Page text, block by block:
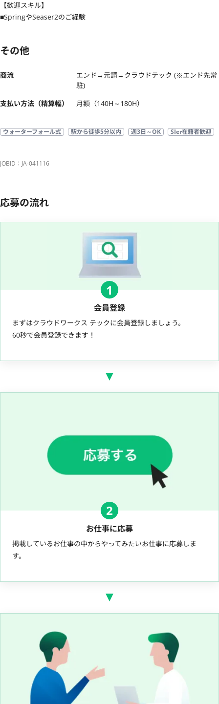
【歓迎スキル】
■SpringやSeaser2のご経験
その他
商流
エンド→元請→クラウドテック (※エンド先常
駐)
支払い方法（精算幅）
月額（140H～180H）
ウォーターフォール式 駅から徒歩5分以内 週3日～OK SIer在籍者歓迎
JOBID：JA-041116
応募の流れ
1
会員登録
まずはクラウドワークス テックに会員登録しましょう。
60秒で会員登録できます！
2
お仕事に応募
掲載しているお仕事の中からやってみたいお仕事に応募しま
す。